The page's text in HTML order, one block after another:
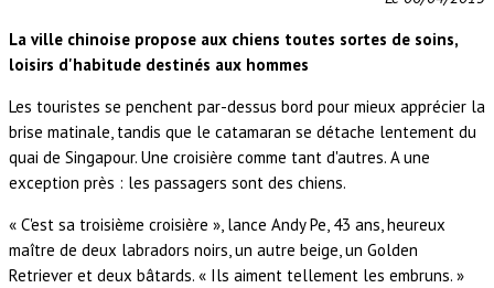
La ville chinoise propose aux chiens toutes sortes de soins,
loisirs d'habitude destinés aux hommes
Les touristes se penchent par-dessus bord pour mieux apprécier la
brise matinale, tandis que le catamaran se détache lentement du
quai de Singapour. Une croisière comme tant d'autres. A une
exception près : les passagers sont des chiens.
« C'est sa troisième croisière », lance Andy Pe, 43 ans, heureux
maître de deux labradors noirs, un autre beige, un Golden
Retriever et deux bâtards. « Ils aiment tellement les embruns. »